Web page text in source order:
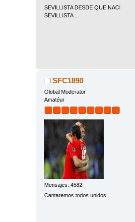
SEVILLISTA DESDE QUE NACI
SEVILLISTA ...
SFC1890
Global Moderator
Amatéur
Mensajes: 4582
Cantaremos todos unidos...